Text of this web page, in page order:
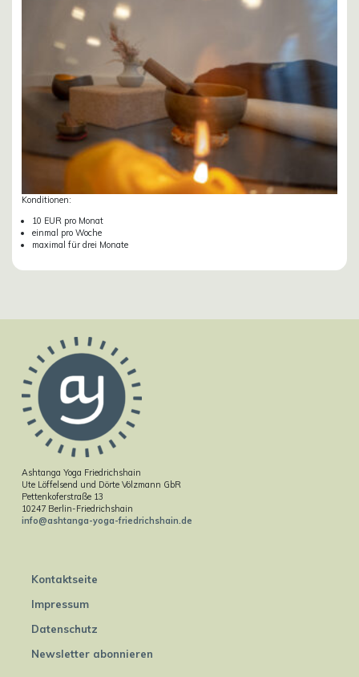
Konditionen:
10 EUR pro Monat
einmal pro Woche
maximal für drei Monate
Ashtanga Yoga Friedrichshain
Ute Löffelsend und Dörte Völzmann GbR
Pettenkoferstraße 13
10247 Berlin-Friedrichshain
info@ashtanga-yoga-friedrichshain.de
Kontaktseite
Impressum
Datenschutz
Newsletter abonnieren